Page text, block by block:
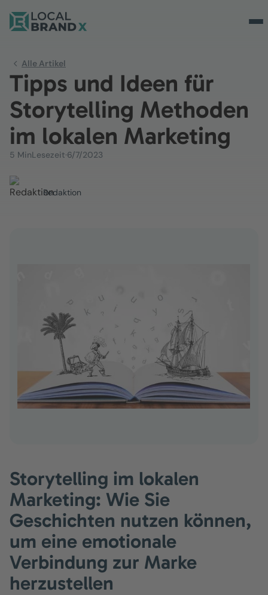
Alle Artikel
Tipps und Ideen für
Storytelling Methoden
im lokalen Marketing
5 MinLesezeit·6/7/2023
Redaktion
Storytelling im lokalen
Marketing: Wie Sie
Geschichten nutzen können,
um eine emotionale
Verbindung zur Marke
herzustellen